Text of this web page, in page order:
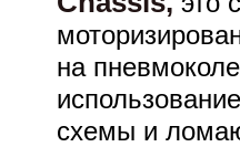
на
схемы и